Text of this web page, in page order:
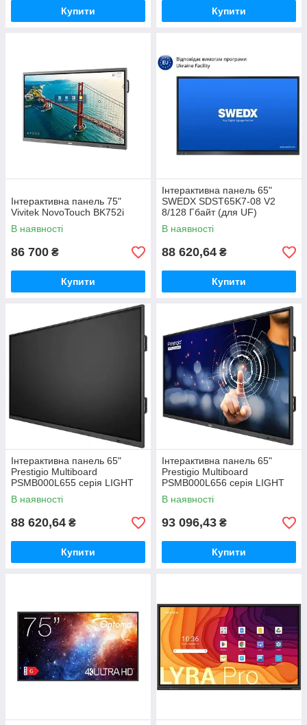
Купити Купити
Інтерактивна панель 75"
Vivitek NovoTouch BK752i
В наявності
86 700 ₴
Купити
Інтерактивна панель 65"
SWEDX SDST65K7-08 V2
8/128 Гбайт (для UF)
В наявності
88 620,64 ₴
Купити
Інтерактивна панель 65"
Prestigio Multiboard
PSMB000L655 серія LIGHT
В наявності
88 620,64 ₴
Купити
Інтерактивна панель 65"
Prestigio Multiboard
PSMB000L656 серія LIGHT
Gen 6
В наявності
93 096,43 ₴
Купити